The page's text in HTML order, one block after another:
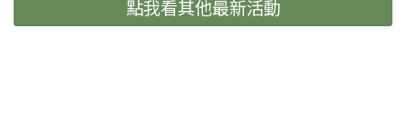
點我看其他最新活動